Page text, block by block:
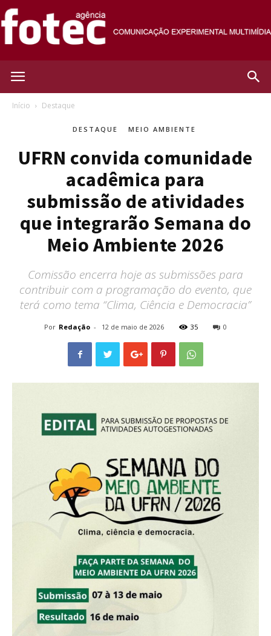
Início Destaque
DESTAQUE MEIO AMBIENTE
UFRN convida comunidade
acadêmica para
submissão de atividades
que integrarão Semana do
Meio Ambiente 2026
Comissão encerra hoje as submissões para
contribuir com a programação do evento, que
terá como tema “Clima, Ciência e Democracia”
Por Redação - 12 de maio de 2026 35 0